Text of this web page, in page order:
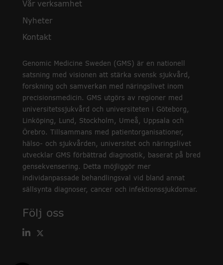
Vår verksamhet
Nyheter
Kontakt
Genomic Medicine Sweden (GMS) är en nationell
satsning med visionen att stärka svensk sjukvård,
forskning och samverkan med näringslivet inom
precisionsmedicin. GMS utgörs av regioner med
universitetssjukvård och universiteten i Göteborg,
Linköping, Lund, Stockholm, Umeå, Uppsala och
Örebro. Tillsammans med patientorganisationer,
hälso- och sjukvården, universitet och näringslivet
utvecklar GMS förbättrad diagnostik, baserat på bred
gensekvensering. Detta möjliggör mer
individanpassade behandlingsval vid bland annat
sällsynta diagnoser, cancer och infektionssjukdomar.
Följ oss